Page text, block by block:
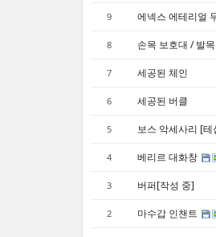
9 에넥스 에테리얼
8 손목 보호대 / 발
7 세공된 체인
6 세공된 버클
5 보스 악세사리 [
4 베리르 대화창
3 버퍼[작성 중]
2 마수갑 인챈트